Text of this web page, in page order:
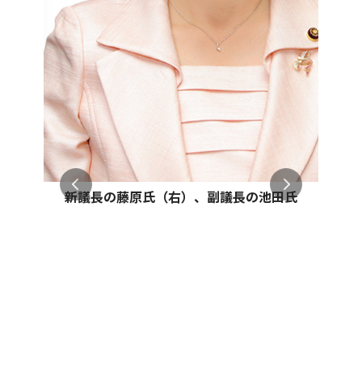
新議長の藤原氏（右）、副議長の池田氏